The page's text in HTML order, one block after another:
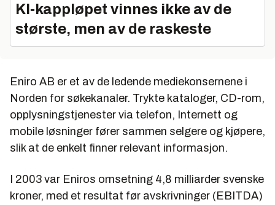
KI‑kappløpet vinnes ikke av de
største, men av de raskeste
Eniro AB er et av de ledende mediekonsernene i
Norden for søkekanaler. Trykte kataloger, CD-rom,
opplysningstjenester via telefon, Internett og
mobile løsninger fører sammen selgere og kjøpere,
slik at de enkelt finner relevant informasjon.
I 2003 var Eniros omsetning 4,8 milliarder svenske
kroner, med et resultat før avskrivninger (EBITDA)